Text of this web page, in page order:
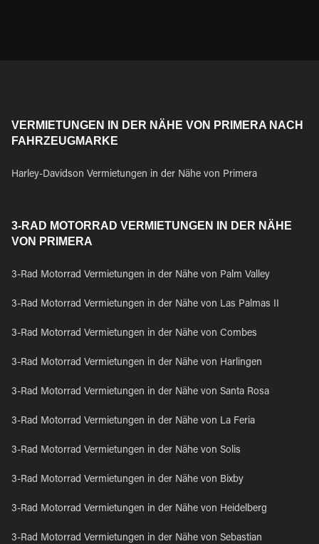
VERMIETUNGEN IN DER NÄHE VON PRIMERA NACH
FAHRZEUGMARKE
Harley-Davidson Vermietungen in der Nähe von Primera
3-RAD MOTORRAD VERMIETUNGEN IN DER NÄHE
VON PRIMERA
3-Rad Motorrad Vermietungen in der Nähe von Palm Valley
3-Rad Motorrad Vermietungen in der Nähe von Las Palmas II
3-Rad Motorrad Vermietungen in der Nähe von Combes
3-Rad Motorrad Vermietungen in der Nähe von Harlingen
3-Rad Motorrad Vermietungen in der Nähe von Santa Rosa
3-Rad Motorrad Vermietungen in der Nähe von La Feria
3-Rad Motorrad Vermietungen in der Nähe von Solis
3-Rad Motorrad Vermietungen in der Nähe von Bixby
3-Rad Motorrad Vermietungen in der Nähe von Heidelberg
3-Rad Motorrad Vermietungen in der Nähe von Sebastian